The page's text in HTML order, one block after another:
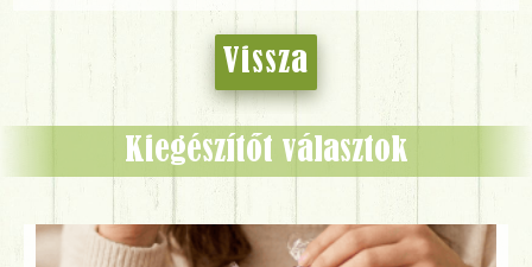
Vissza
Kiegészítőt választok